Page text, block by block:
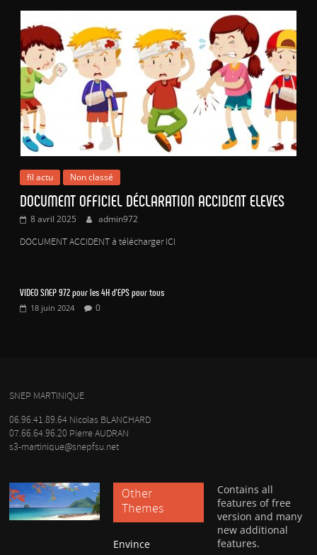
fil actu Non classé
DOCUMENT OFFICIEL DÉCLARATION ACCIDENT ELEVES
8 avril 2025 admin972
DOCUMENT ACCIDENT à télécharger ICI
VIDEO SNEP 972 pour les 4H d’EPS pour tous
18 juin 2024 0
SNEP MARTINIQUE
06.96.41.89.64 Nicolas BLANCHARD
07.66.64.96.20 Pierre AUDRAN
s3-martinique@snepfsu.net
Other
Themes
Envince
Contains all
features of free
version and many
new additional
features.